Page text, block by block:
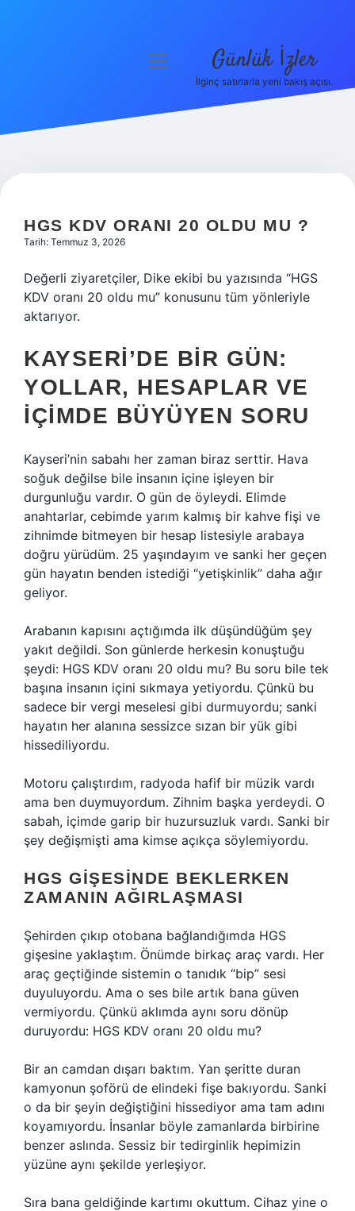
Hakkımızda
menüyü
Günlük İzler
İlginç satırlarla yeni bakış açısı.
HGS KDV ORANI 20 OLDU MU ?
Tarih: Temmuz 3, 2026
Değerli ziyaretçiler, Dike ekibi bu yazısında “HGS
KDV oranı 20 oldu mu” konusunu tüm yönleriyle
aktarıyor.
KAYSERI’DE BIR GÜN:
YOLLAR, HESAPLAR VE
İÇIMDE BÜYÜYEN SORU
Kayseri’nin sabahı her zaman biraz serttir. Hava
soğuk değilse bile insanın içine işleyen bir
durgunluğu vardır. O gün de öyleydi. Elimde
anahtarlar, cebimde yarım kalmış bir kahve fişi ve
zihnimde bitmeyen bir hesap listesiyle arabaya
doğru yürüdüm. 25 yaşındayım ve sanki her geçen
gün hayatın benden istediği “yetişkinlik” daha ağır
geliyor.
Arabanın kapısını açtığımda ilk düşündüğüm şey
yakıt değildi. Son günlerde herkesin konuştuğu
şeydi: HGS KDV oranı 20 oldu mu? Bu soru bile tek
başına insanın içini sıkmaya yetiyordu. Çünkü bu
sadece bir vergi meselesi gibi durmuyordu; sanki
hayatın her alanına sessizce sızan bir yük gibi
hissediliyordu.
Motoru çalıştırdım, radyoda hafif bir müzik vardı
ama ben duymuyordum. Zihnim başka yerdeydi. O
sabah, içimde garip bir huzursuzluk vardı. Sanki bir
şey değişmişti ama kimse açıkça söylemiyordu.
HGS GIŞESINDE BEKLERKEN
ZAMANIN AĞIRLAŞMASI
Şehirden çıkıp otobana bağlandığımda HGS
gişesine yaklaştım. Önümde birkaç araç vardı. Her
araç geçtiğinde sistemin o tanıdık “bip” sesi
duyuluyordu. Ama o ses bile artık bana güven
vermiyordu. Çünkü aklımda aynı soru dönüp
duruyordu: HGS KDV oranı 20 oldu mu?
Bir an camdan dışarı baktım. Yan şeritte duran
kamyonun şoförü de elindeki fişe bakıyordu. Sanki
o da bir şeyin değiştiğini hissediyor ama tam adını
koyamıyordu. İnsanlar böyle zamanlarda birbirine
benzer aslında. Sessiz bir tedirginlik hepimizin
yüzüne aynı şekilde yerleşiyor.
Sıra bana geldiğinde kartımı okuttum. Cihaz yine o